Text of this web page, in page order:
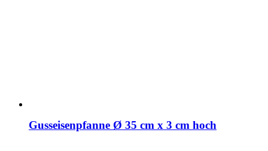
Gusseisenpfanne Ø 35 cm x 3 cm hoch